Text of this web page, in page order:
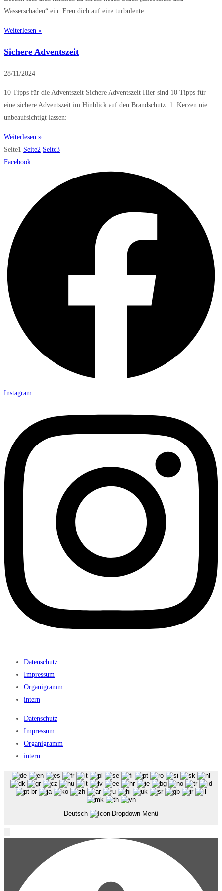
Wasserschaden“ ein. Freu dich auf eine turbulente
Weiterlesen »
Sichere Adventszeit
28/11/2024
10 Tipps für die Adventszeit Sichere Adventszeit Hier sind 10 Tipps für
eine sichere Adventszeit im Hinblick auf den Brandschutz: 1. Kerzen nie
unbeaufsichtigt lassen:
Weiterlesen »
Seite1 Seite2 Seite3
Facebook
Instagram
Datenschutz
Impressum
Organigramm
intern
Datenschutz
Impressum
Organigramm
intern
Deutsch